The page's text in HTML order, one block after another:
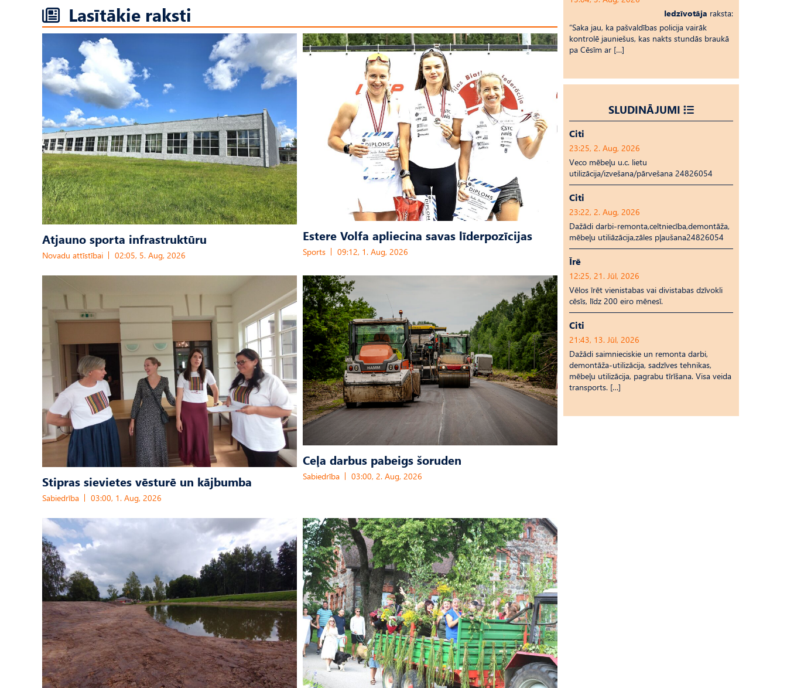
Lasītākie raksti
Atjauno sporta infrastruktūru
Novadu attīstībai 02:05, 5. Aug, 2026
Estere Volfa apliecina savas līderpozīcijas
Sports 09:12, 1. Aug, 2026
Stipras sievietes vēsturē un kājbumba
Sabiedrība 03:00, 1. Aug, 2026
Ceļa darbus pabeigs šoruden
Sabiedrība 03:00, 2. Aug, 2026
Iedzīvotāja raksta:
“Saka jau, ka pašvaldības policija vairāk
kontrolē jauniešus, kas nakts stundās braukā
pa Cēsīm ar […]
SLUDINĀJUMI
Citi
23:25, 2. Aug, 2026
Veco mēbeļu u.c. lietu
utilizācija/izvešana/pārvešana 24826054
Citi
23:22, 2. Aug, 2026
Dažādi darbi-remonta,celtniecība,demontāža,
mēbeļu utiliāzācija,zāles pļaušana24826054
Īrē
12:25, 21. Jūl, 2026
Vēlos īrēt vienistabas vai divistabas dzīvokli
cēsīs, līdz 200 eiro mēnesī.
Citi
21:43, 13. Jūl, 2026
Dažādi saimnieciskie un remonta darbi,
demontāža-utilizācija, sadzīves tehnikas,
mēbeļu utilizācija, pagrabu tīrīšana. Visa veida
transports. […]